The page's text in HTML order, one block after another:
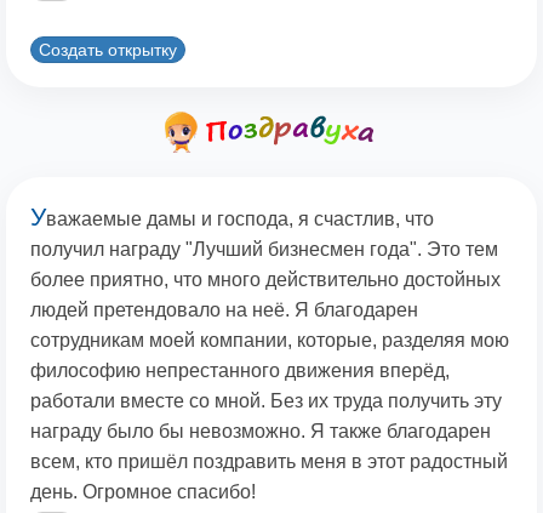
Создать открытку
Уважаемые дамы и господа, я счастлив, что
получил награду "Лучший бизнесмен года". Это тем
более приятно, что много действительно достойных
людей претендовало на неё. Я благодарен
сотрудникам моей компании, которые, разделяя мою
философию непрестанного движения вперёд,
работали вместе со мной. Без их труда получить эту
награду было бы невозможно. Я также благодарен
всем, кто пришёл поздравить меня в этот радостный
день. Огромное спасибо!